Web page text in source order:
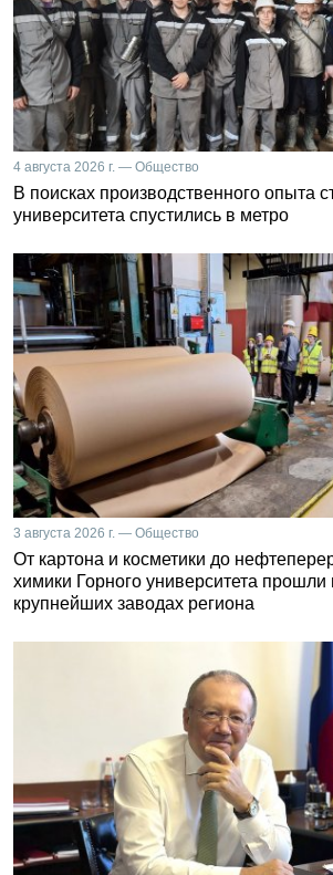
4 августа 2026 г. — Общество
В поисках производственного опыта
университета спустились в метро
3 августа 2026 г. — Общество
От картона и косметики до
химики Горного университета прошли
крупнейших заводах региона